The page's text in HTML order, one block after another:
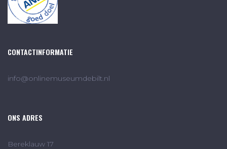
CONTACTINFORMATIE
info@onlinemuseumdebilt.nl
ONS ADRES
Bereklauw 17